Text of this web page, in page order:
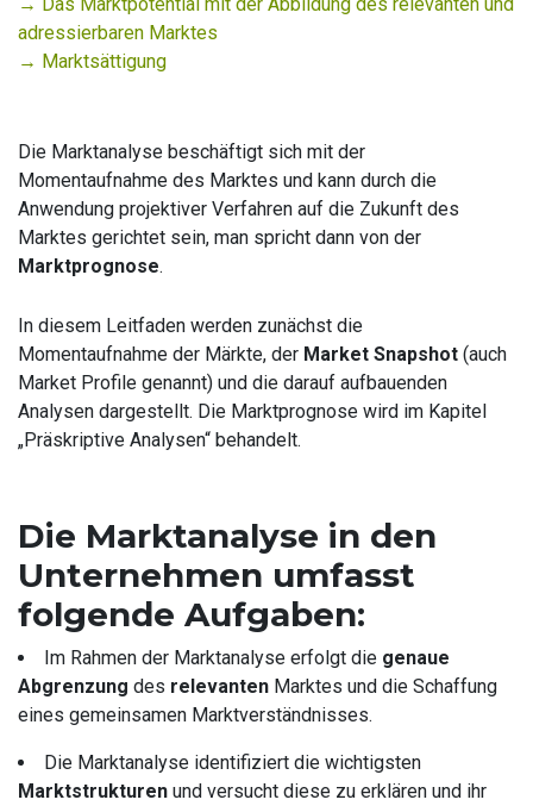
adressierbaren Marktes
→ Marktsättigung
Die Marktanalyse beschäftigt sich mit der
Momentaufnahme des Marktes und kann durch die
Anwendung projektiver Verfahren auf die Zukunft des
Marktes gerichtet sein, man spricht dann von der
Marktprognose.
In diesem Leitfaden werden zunächst die
Momentaufnahme der Märkte, der Market Snapshot (auch
Market Profile genannt) und die darauf aufbauenden
Analysen dargestellt. Die Marktprognose wird im Kapitel
„Präskriptive Analysen“ behandelt.
Die Marktanalyse in den
Unternehmen umfasst
folgende Aufgaben:
Im Rahmen der Marktanalyse erfolgt die genaue
Abgrenzung des relevanten Marktes und die Schaffung
eines gemeinsamen Marktverständnisses.
Die Marktanalyse identifiziert die wichtigsten
Marktstrukturen und versucht diese zu erklären und ihr